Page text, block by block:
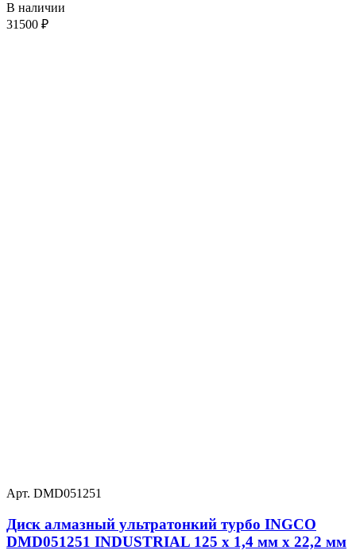
В наличии
31500 ₽
Арт. DMD051251
Диск алмазный ультратонкий турбо INGCO
DMD051251 INDUSTRIAL 125 х 1,4 мм x 22,2 мм